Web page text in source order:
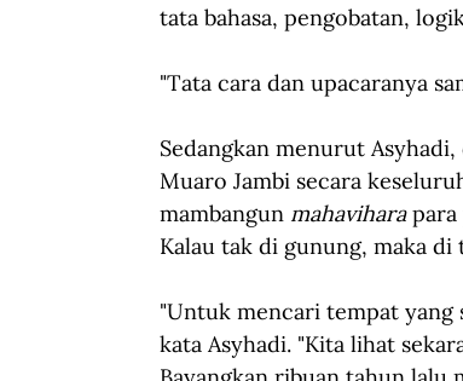
tata bahasa, pengobatan,
"Tata cara dan upacaranya
Sedangkan menurut
Muaro Jambi secara
mambangun mahavihara para
Kalau tak di gunung, maka di
"Untuk mencari tempat yang
kata Asyhadi. "Kita lihat